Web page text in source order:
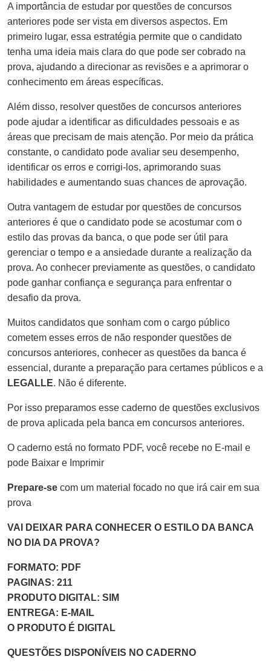
A importância de estudar por questões de concursos
anteriores pode ser vista em diversos aspectos. Em
primeiro lugar, essa estratégia permite que o candidato
tenha uma ideia mais clara do que pode ser cobrado na
prova, ajudando a direcionar as revisões e a aprimorar o
conhecimento em áreas específicas.
Além disso, resolver questões de concursos anteriores
pode ajudar a identificar as dificuldades pessoais e as
áreas que precisam de mais atenção. Por meio da prática
constante, o candidato pode avaliar seu desempenho,
identificar os erros e corrigi-los, aprimorando suas
habilidades e aumentando suas chances de aprovação.
Outra vantagem de estudar por questões de concursos
anteriores é que o candidato pode se acostumar com o
estilo das provas da banca, o que pode ser útil para
gerenciar o tempo e a ansiedade durante a realização da
prova. Ao conhecer previamente as questões, o candidato
pode ganhar confiança e segurança para enfrentar o
desafio da prova.
Muitos candidatos que sonham com o cargo público
cometem esses erros de não responder questões de
concursos anteriores, conhecer as questões da banca é
essencial, durante a preparação para certames públicos e a
LEGALLE. Não é diferente.
Por isso preparamos esse caderno de questões exclusivos
de prova aplicada pela banca em concursos anteriores.
O caderno está no formato PDF, você recebe no E-mail e
pode Baixar e Imprimir
Prepare-se com um material focado no que irá cair em sua
prova
VAI DEIXAR PARA CONHECER O ESTILO DA BANCA
NO DIA DA PROVA?
FORMATO: PDF
PAGINAS: 211
PRODUTO DIGITAL: SIM
ENTREGA: E-MAIL
O PRODUTO É DIGITAL
QUESTÕES DISPONÍVEIS NO CADERNO